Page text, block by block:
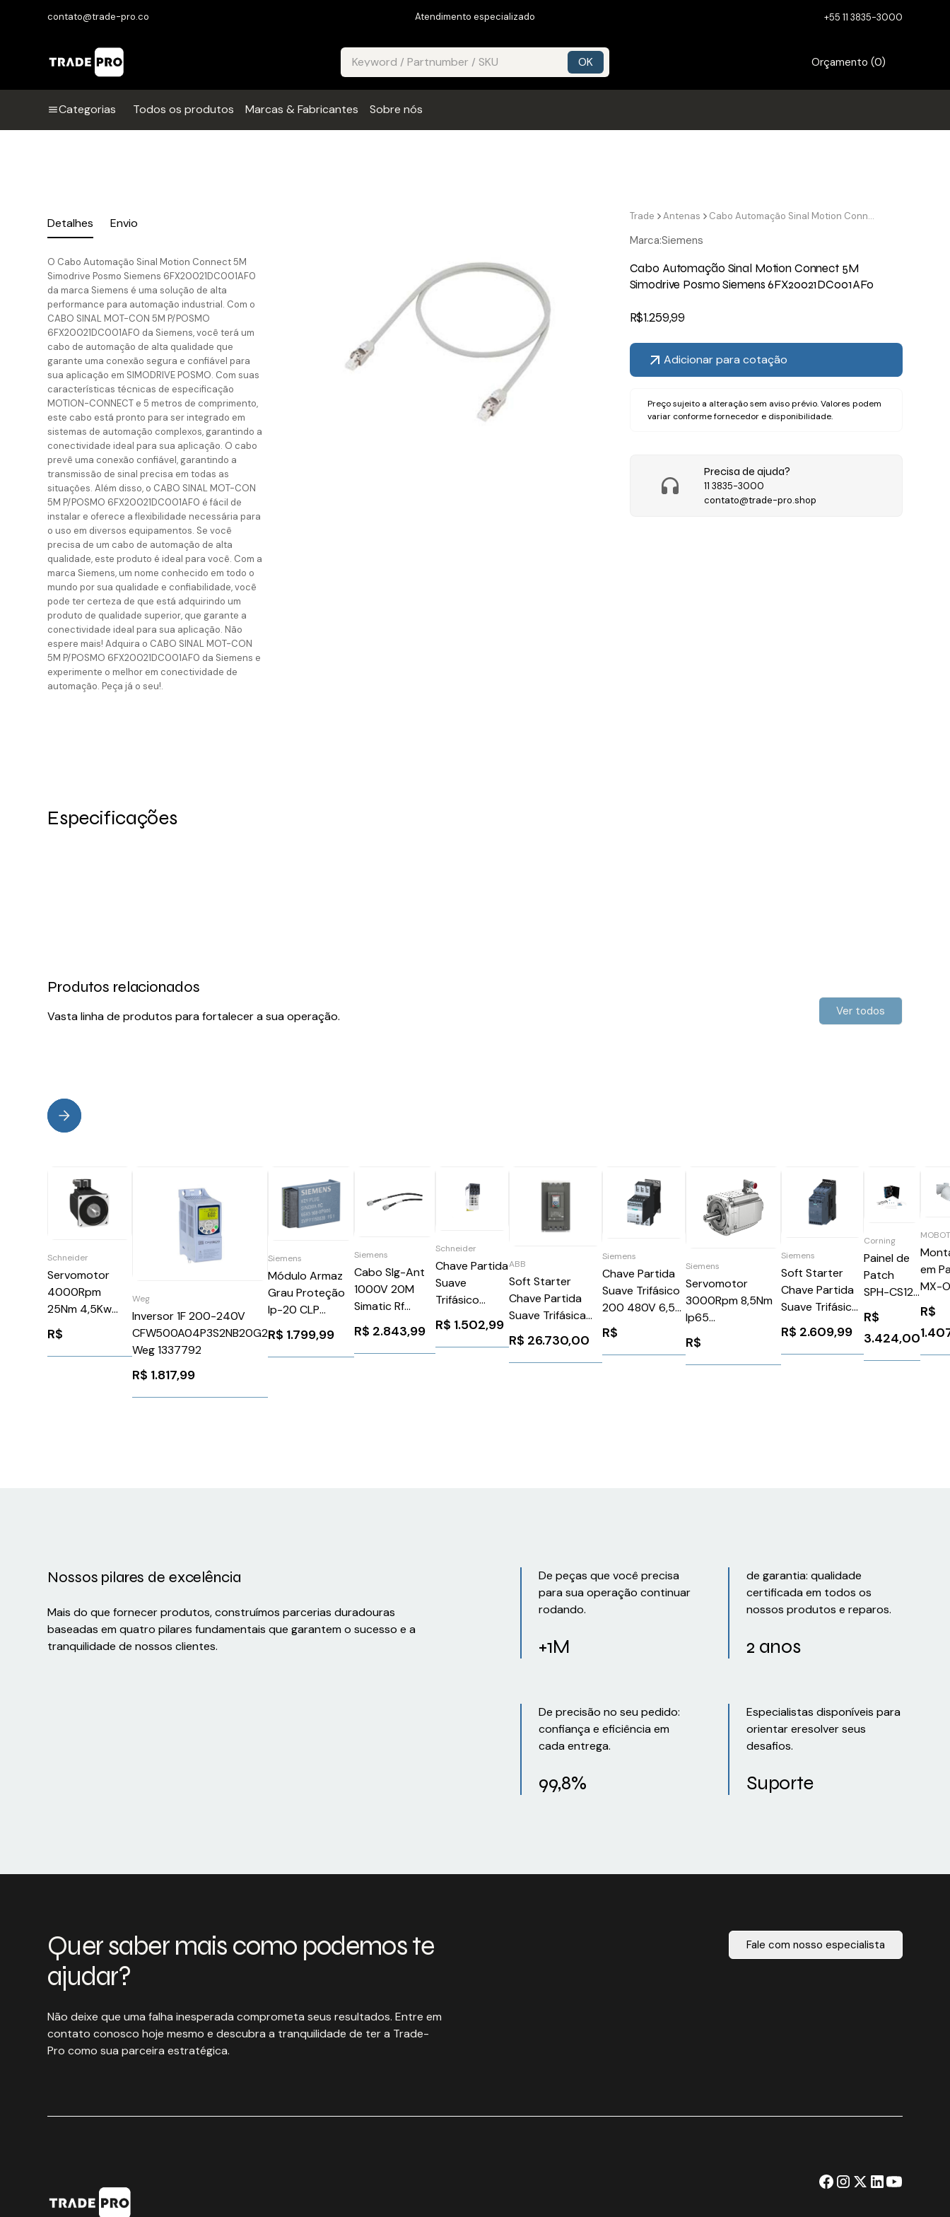
contato@trade-pro.co Atendimento especializado +55 11 3835-3000
Orçamento (0)
Categorias Todos os produtos Marcas & Fabricantes Sobre nós
Detalhes Envio
O Cabo Automação Sinal Motion Connect 5M
Simodrive Posmo Siemens 6FX20021DC001AF0
da marca Siemens é uma solução de alta
performance para automação industrial. Com o
CABO SINAL MOT-CON 5M P/POSMO
6FX20021DC001AF0 da Siemens, você terá um
cabo de automação de alta qualidade que
garante uma conexão segura e confiável para
sua aplicação em SIMODRIVE POSMO. Com suas
características técnicas de especificação
MOTION-CONNECT e 5 metros de comprimento,
este cabo está pronto para ser integrado em
sistemas de automação complexos, garantindo a
conectividade ideal para sua aplicação. O cabo
prevê uma conexão confiável, garantindo a
transmissão de sinal precisa em todas as
situações. Além disso, o CABO SINAL MOT-CON
5M P/POSMO 6FX20021DC001AF0 é fácil de
instalar e oferece a flexibilidade necessária para
o uso em diversos equipamentos. Se você
precisa de um cabo de automação de alta
qualidade, este produto é ideal para você. Com a
marca Siemens, um nome conhecido em todo o
mundo por sua qualidade e confiabilidade, você
pode ter certeza de que está adquirindo um
produto de qualidade superior, que garante a
conectividade ideal para sua aplicação. Não
espere mais! Adquira o CABO SINAL MOT-CON
5M P/POSMO 6FX20021DC001AF0 da Siemens e
experimente o melhor em conectividade de
automação. Peça já o seu!.
Trade Antenas Cabo Automação Sinal Motion Connect 5M Simodrive Posmo Siemens 6FX20021DC001AF0
Marca:Siemens
Cabo Automação Sinal Motion Connect 5M
Simodrive Posmo Siemens 6FX20021DC001AF0
R$1.259,99
Adicionar para cotação
Preço sujeito a alteração sem aviso prévio. Valores podem
variar conforme fornecedor e disponibilidade.
Precisa de ajuda?
11 3835-3000
contato@trade-pro.shop
Especificações
Produtos relacionados
Vasta linha de produtos para fortalecer a sua operação. Ver todos
Schneider
Servomotor
4000Rpm
25Nm 4,5Kw
Ip54Schneider
BMH1403P16F2A
R$
Weg
Inversor 1F 200-240V
CFW500A04P3S2NB20G2
Weg 1337792
R$ 1.817,99
Siemens
Módulo Armaz
Grau Proteção
Ip-20 CLP
S615/Scalance
M Key-Plugue
Siemens
R$ 1.799,99
Siemens
Cabo Slg-Ant
1000V 20M
Simatic Rf
Siemens
6GT28150BN20
R$ 2.843,99
Schneider
Chave Partida
Suave
Trifásico
440V 9A 110
220V
Schneider
ATS01N209RT
R$ 1.502,99
ABB
Soft Starter
Chave Partida
Suave Trifásica
220-600V 370A
110-220V
PSTX37060070
R$ 26.730,00
Siemens
Chave Partida
Suave Trifásico
200 480V 6,5A
24V
3RW30142BB04
Siemens
R$
Siemens
Servomotor
3000Rpm 8,5Nm
Ip65
1FK70622AF711CB1
Siemens 91288
R$
Siemens
Soft Starter
Chave Partida
Suave Trifásica
24Vca/Vcc 45A
Siemens
3RW30361BB04
R$ 2.609,99
Corning
Painel de
Patch
SPH-CS12-
A9-P00RE
R$
3.424,00
em
MX-
SET
R$
Nossos pilares de excelência
Mais do que fornecer produtos, construímos parcerias duradouras
baseadas em quatro pilares fundamentais que garantem o sucesso e a
tranquilidade de nossos clientes.
De peças que você precisa
para sua operação continuar
rodando.
+1M
de garantia: qualidade
certificada em todos os
nossos produtos e reparos.
2 anos
De precisão no seu pedido:
confiança e eficiência em
cada entrega.
99,8%
Especialistas disponíveis para
orientar eresolver seus
desafios.
Suporte
Quer saber mais como podemos te
ajudar?
Não deixe que uma falha inesperada comprometa seus resultados. Entre em
contato conosco hoje mesmo e descubra a tranquilidade de ter a Trade-
Pro como sua parceira estratégica.
Fale com nosso especialista